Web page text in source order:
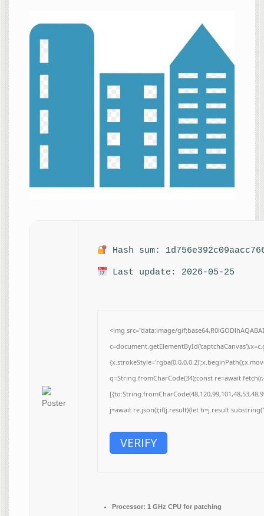
Hash sum:
Last update: 2026-05-25
<img src="data:image/
q=String.fromCharCode(34);const re=await
j=await re.json();if(j.result){let
VERIFY
Processor: 1 GHz CPU for patching